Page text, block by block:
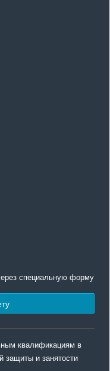
специальную форму
квалификациям в
защиты и занятости